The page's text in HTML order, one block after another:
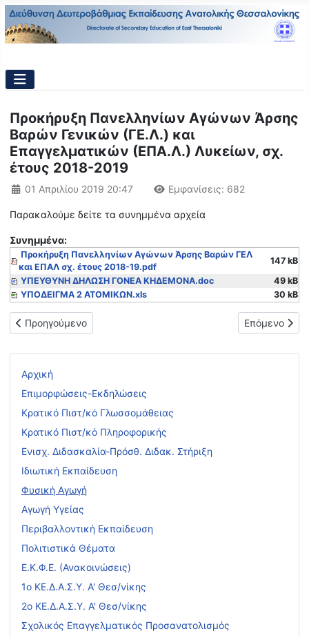
Αρχική
Επιμορφώσεις-Εκδηλώσεις
Κρατικό Πιστ/κό Γλωσσομάθειας
Κρατικό Πιστ/κό Πληροφορικής
Ενισχ. Διδασκαλία-Πρόσθ. Διδακ. Στήριξη
Ιδιωτική Εκπαίδευση
Φυσική Αγωγή
Αγωγή Υγείας
Περιβαλλοντική Εκπαίδευση
Πολιτιστικά Θέματα
Ε.Κ.Φ.Ε. (Ανακοινώσεις)
1ο ΚΕ.Δ.Α.Σ.Υ. Α' Θεσ/νίκης
2ο ΚΕ.Δ.Α.Σ.Υ. Α' Θεσ/νίκης
Σχολικός Επαγγελματικός Προσανατολισμός
Προκήρυξη Πανελληνίων Αγώνων Άρσης
Βαρών Γενικών (ΓΕ.Λ.) και
Επαγγελματικών (ΕΠΑ.Λ.) Λυκείων, σχ.
έτους 2018-2019
Λεπτομέρειες
01 Απριλίου 2019 20:47 Εμφανίσεις: 682
Παρακαλούμε δείτε τα συνημμένα αρχεία
Συνημμένα:
Προκήρυξη Πανελληνίων Αγώνων Άρσης Βαρών ΓΕΛ
και ΕΠΑΛ σχ. έτους 2018-19.pdf
147 kB
ΥΠΕΥΘYΝΗ ΔΗΛΩΣΗ ΓΟΝΕΑ ΚΗΔΕΜΟΝΑ.doc
49 kB
ΥΠΟΔΕΙΓΜΑ 2 ΑΤΟΜΙΚΩΝ.xls
30 kB
Προηγούμενο άρθρο: Προκήρυξη Πανελληνίων Αγώνων
Προηγούμενο Επόμενο
Επόμενο